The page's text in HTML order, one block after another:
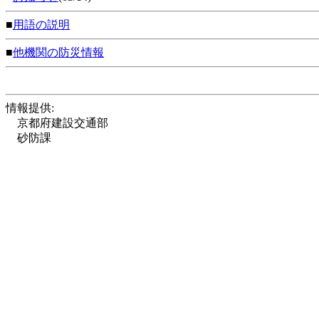
■用語の説明
■他機関の防災情報
情報提供:
京都府建設交通部
砂防課